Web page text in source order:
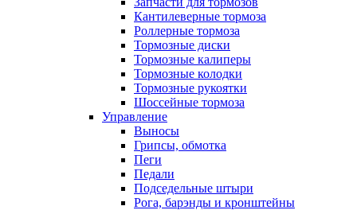
Кантилеверные тормоза
Роллерные тормоза
Тормозные диски
Тормозные калиперы
Тормозные колодки
Тормозные рукоятки
Шоссейные тормоза
Управление
Выносы
Грипсы, обмотка
Пеги
Педали
Подседельные штыри
Рога, барэнды и кронштейны